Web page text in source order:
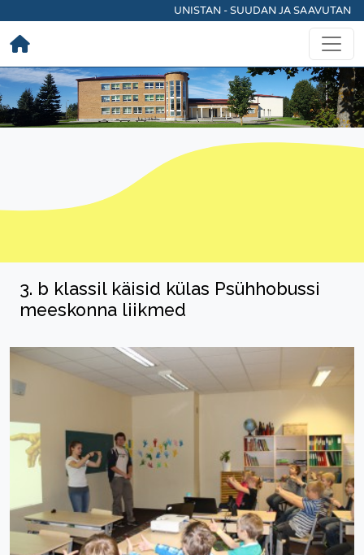
UNISTAN - SUUDAN JA SAAVUTAN
3. b klassil käisid külas Psühhobussi
meeskonna liikmed